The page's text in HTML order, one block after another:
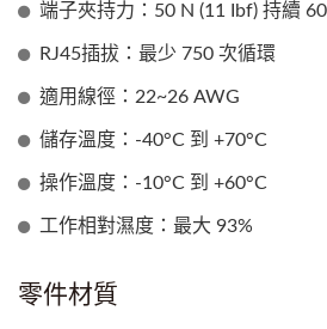
端子夾持力：50 N (11 Ibf) 持續
RJ45插拔：最少 750 次循環
適用線徑：22~26 AWG
儲存溫度：-40°C 到 +70°C
操作溫度：-10°C 到 +60°C
工作相對濕度：最大 93%
零件材質